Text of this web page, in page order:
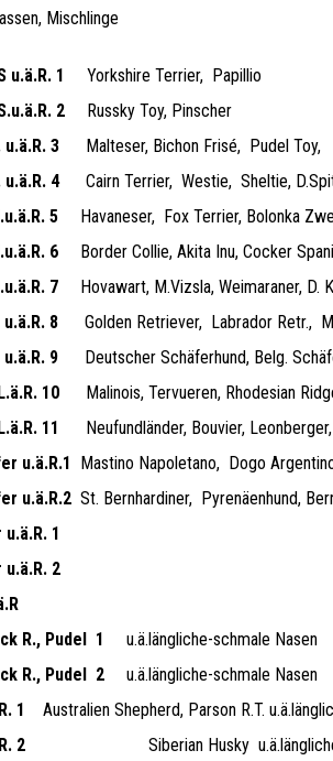
Mischlinge
u.ä.R. 1 Yorkshire Terrier, Papillio
2
Russky Toy, Pinscher
u.ä.R. 3
Malteser, Bichon Frisé, Pudel Toy,
u.ä.R. 4
Cairn Terrier, Westie, Sheltie,
5
Havaneser, Fox Terrier, Bolonka
6
Border Collie, Akita Inu, Cocker
7
Hovawart, M.Vizsla, Weimaraner, D.
8
Golden Retriever, Labrador Retr.,
9
Deutscher Schäferhund, Belg.
10
Malinois, Tervueren, Rhodesian
11
Neufundländer, Bouvier, Leonberger,
u.ä.R.1 Mastino Napoletano, Dogo
u.ä.R.2 St. Bernhardiner, Pyrenäenhund,
1
u.ä.R. 2
R., Pudel 1
u.ä.längliche-schmale Nasen
R., Pudel 2
u.ä.längliche-schmale Nasen
1
Australien Shepherd, Parson R.T.
2
Siberian Husky